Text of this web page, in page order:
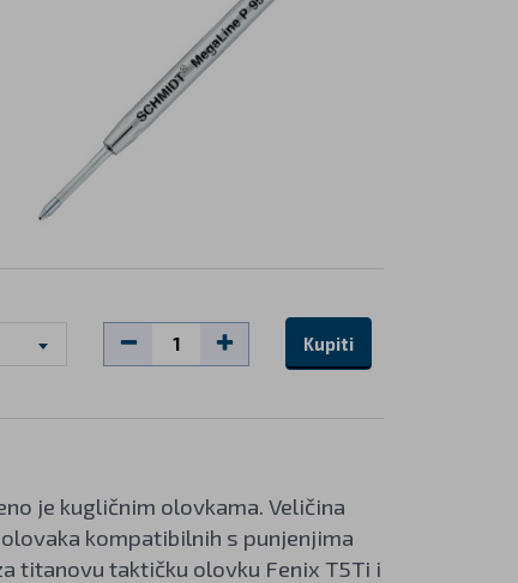
Kupiti
je kugličnim olovkama. Veličina
kompatibilnih s punjenjima
titanovu taktičku olovku Fenix T5Ti i